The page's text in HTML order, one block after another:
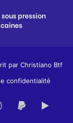
pression
par Christiano Btf
confidentialité
Instagram
PayPal